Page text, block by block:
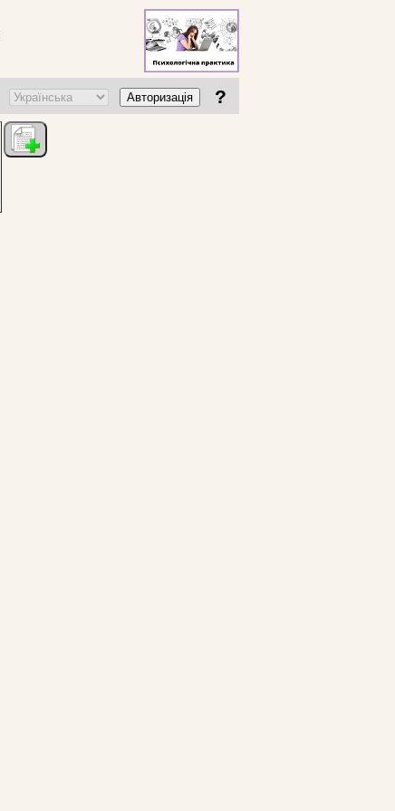
Авторизація ?